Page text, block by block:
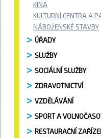
KINA
KULTURNÍ CENTRA A
NÁBOŽENSKÉ STAVBY
ÚŘADY
SLUŽBY
SOCIÁLNÍ SLUŽBY
ZDRAVOTNICTVÍ
VZDĚLÁVÁNÍ
SPORT A
RESTAURAČNÍ